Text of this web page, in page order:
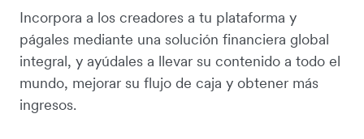
Incorpora a los creadores a tu plataforma y
págales mediante una solución financiera global
integral, y ayúdales a llevar su contenido a todo el
mundo, mejorar su flujo de caja y obtener más
ingresos.